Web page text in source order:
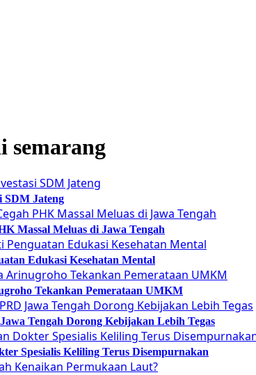
semarang
SDM Jateng
Massal Meluas di Jawa Tengah
Edukasi Kesehatan Mental
Tekankan Pemerataan UMKM
Tengah Dorong Kebijakan Lebih Tegas
Spesialis Keliling Terus Disempurnakan